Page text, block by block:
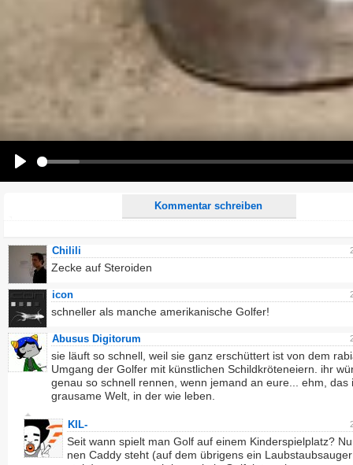
Kommentar schreiben
Ich möchte eine E-Mail, wenn auf dieser Seite weitere Kommentare erscheinen.
Chilili
Zecke auf Steroiden
icon
schneller als manche amerikanische Golfer!
Abusus Digitorum
sie läuft so schnell, weil sie ganz erschüttert ist von dem
Umgang der Golfer mit künstlichen Schildkröteneiern. ihr
genau so schnell rennen, wenn jemand an eure... ehm, das
grausame Welt, in der wie leben.
KIL-
Seit wann spielt man Golf auf einem Kinderspielplatz?
nen Caddy steht (auf dem übrigens ein